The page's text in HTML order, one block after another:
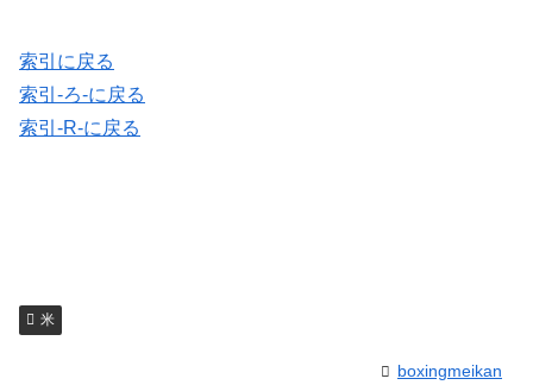
索引に戻る
索引-ろ-に戻る
索引-R-に戻る
米
boxingmeikan